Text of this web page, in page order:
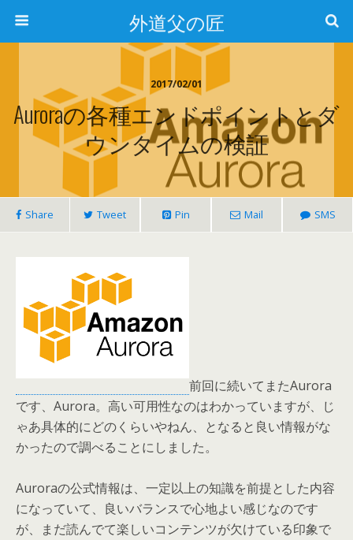
外道父の匠
2017/02/01
Auroraの各種エンドポイントとダ
ウンタイムの検証
Share Tweet Pin Mail SMS
前回に続いてまたAurora
です、Aurora。高い可用性なのはわかっていますが、じ
ゃあ具体的にどのくらいやねん、となると良い情報がな
かったので調べることにしました。
Auroraの公式情報は、一定以上の知識を前提とした内容
になっていて、良いバランスで心地よい感じなのです
が、まだ読んでて楽しいコンテンツが欠けている印象で